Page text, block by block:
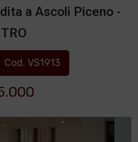
a Ascoli Piceno -
Cod. VS1913